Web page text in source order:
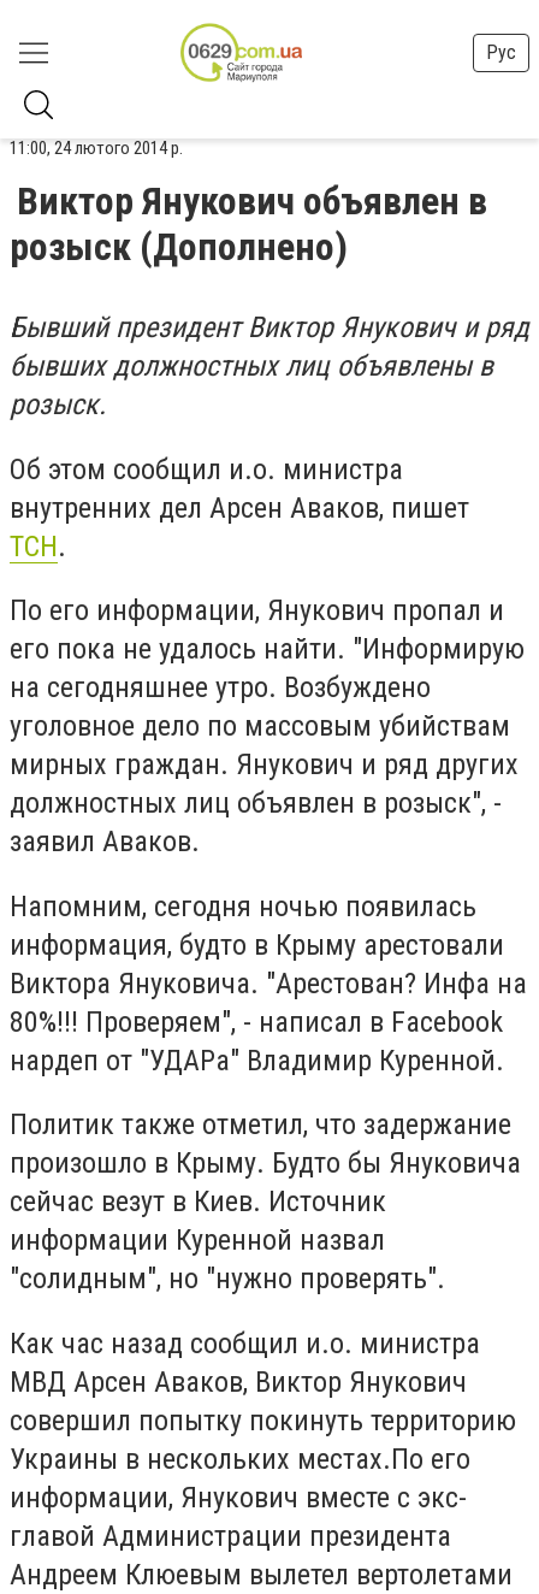
Рус
11:00, 24 лютого 2014 р.
Виктор Янукович объявлен в
розыск (Дополнено)
Бывший президент Виктор Янукович и ряд
бывших должностных лиц объявлены в
розыск.
Об этом сообщил и.о. министра
внутренних дел Арсен Аваков, пишет
ТСН.
По его информации, Янукович пропал и
его пока не удалось найти. "Информирую
на сегодняшнее утро. Возбуждено
уголовное дело по массовым убийствам
мирных граждан. Янукович и ряд других
должностных лиц объявлен в розыск", -
заявил Аваков.
Напомним, сегодня ночью появилась
информация, будто в Крыму арестовали
Виктора Януковича. "Арестован? Инфа на
80%!!! Проверяем", - написал в Facebook
нардеп от "УДАРа" Владимир Куренной.
Политик также отметил, что задержание
произошло в Крыму. Будто бы Януковича
сейчас везут в Киев. Источник
информации Куренной назвал
"солидным", но "нужно проверять".
Как час назад сообщил и.о. министра
МВД Арсен Аваков, Виктор Янукович
совершил попытку покинуть территорию
Украины в нескольких местах.По его
информации, Янукович вместе с экс-
главой Администрации президента
Андреем Клюевым вылетел вертолетами